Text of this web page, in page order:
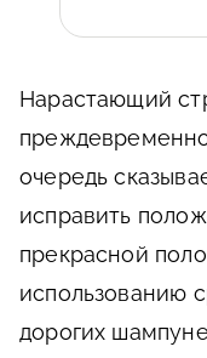
Нарастающий
очередь
исправить
прекрасной
использованию
дорогих